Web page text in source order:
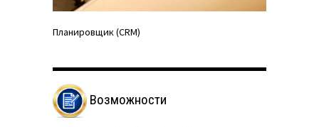
Планировщик (CRM)
Возможности